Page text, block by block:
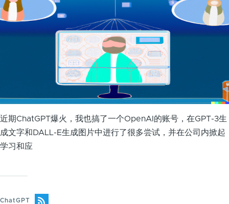
近期ChatGPT爆火，我也搞了一个OpenAI的账号，在GPT-3生
成文字和DALL-E生成图片中进行了很多尝试，并在公司内掀起
学习和应
ChatGPT